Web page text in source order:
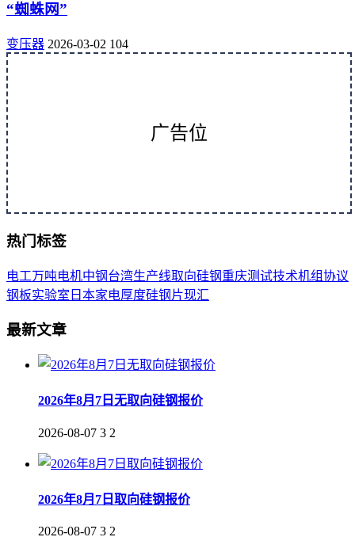
“蜘蛛网”
变压器 2026-03-02 104
广告位
热门标签
电工万吨电机中钢台湾生产线取向硅钢重庆测试技术机组协议
钢板实验室 日本家电厚度硅钢片现汇
最新文章
2026年8月7日无取向硅钢报价
2026-08-07 3 2
2026年8月7日取向硅钢报价
2026-08-07 3 2